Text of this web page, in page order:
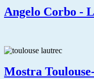
Angelo Corbo -
Mostra